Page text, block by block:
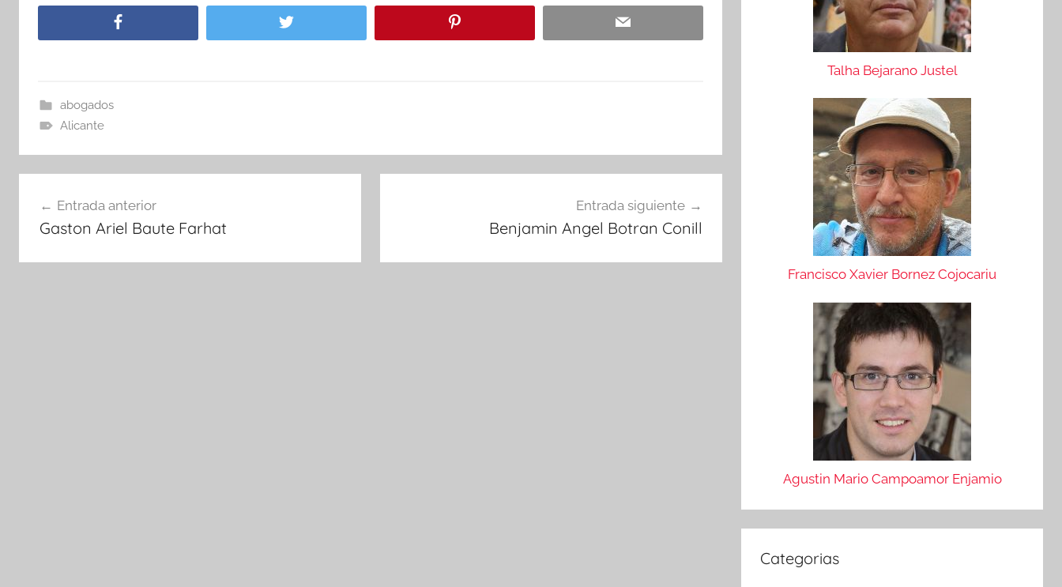
abogados
Alicante
de
Entrada anterior
Gaston Ariel Baute Farhat
Entrada siguiente
Benjamin Angel Botran Conill
Talha Bejarano Justel
Francisco Xavier Bornez Cojocariu
Agustin Mario Campoamor Enjamio
Categorias